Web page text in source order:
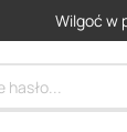
Wilgoć w